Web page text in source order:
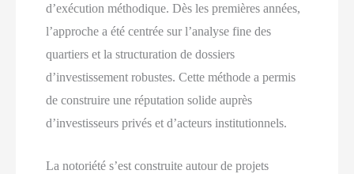
d’exécution méthodique. Dès les premières années,
l’approche a été centrée sur l’analyse fine des
quartiers et la structuration de dossiers
d’investissement robustes. Cette méthode a permis
de construire une réputation solide auprès
d’investisseurs privés et d’acteurs institutionnels.
La notoriété s’est construite autour de projets